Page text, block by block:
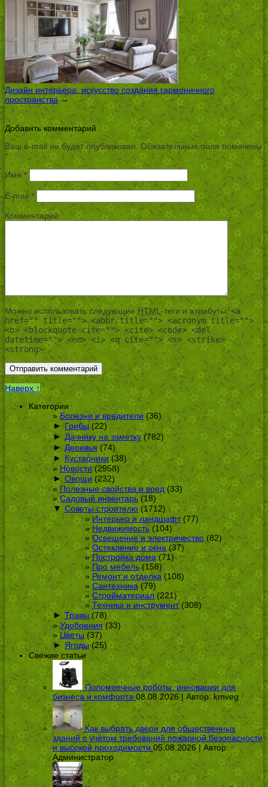
Дизайн интерьера: искусство создания гармоничного
пространства→
Добавить комментарий
Ваш e-mail не будет опубликован. Обязательные поля помечены
*
Имя *
E-mail*
Комментарий
Можно использовать следующиеHTML -теги и атрибуты:<a
href="" title=""> <abbr title=""> <acronym title="">
<b> <blockquote cite=""> <cite> <code> <del
datetime=""> <em> <i> <q cite=""> <s> <strike>
<strong>
Наверх ↑
Категории
Болезни и вредители (36)
► Грибы(22)
► Дачнику на заметку(782)
► Деревья (74)
► Кустарники (38)
Новости(2958)
► Овощи(232)
Полезные свойства и вред (33)
Садовый инвентарь(18)
▼ Советы строителю (1712)
Интерьер и ландшафт(77)
Недвижимость(104)
Освещение и электричество (82)
Остекление и окна(37)
Постройка дома(71)
Про мебель(158)
Ремонт и отделка(108)
Сантехника (79)
Стройматериал (221)
Техника и инструмент(308)
► Травы(78)
Удобрения (33)
Цветы(37)
► Ягоды(25)
Свежие статьи
Поломоечные роботы: инновации для
бизнеса и комфорта 08.08.2026 | Автор:kmveg
Как выбрать двери для общественных
зданий с учётом требований пожарной безопасности
и высокой проходимости 05.08.2026 | Автор:
Администратор